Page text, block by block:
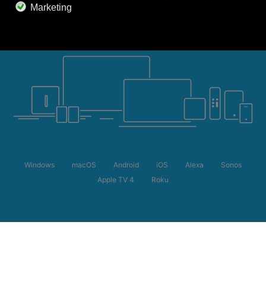
Windows macOS Android iOS Alexa
Sonos
Apple TV 4
Roku